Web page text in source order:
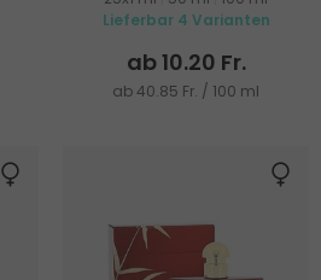
Lieferbar 4 Varianten
ab 10.20 Fr.
ab 40.85 Fr. / 100 ml